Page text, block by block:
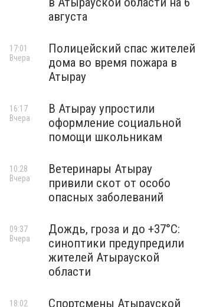
августа
Полицейский спас жителей
дома во время пожара в
Атырау
17:01
Вчера
В Атырау упростили
оформление социальной
помощи школьникам
16:17
Вчера
Ветеринары Атырау
привили скот от особо
опасных заболеваний
10:28
Вчера
Дождь, гроза и до +37°C:
синоптики предупредили
жителей Атырауской
области
09:37
Вчера
Спортсмены Атырауской
18:02